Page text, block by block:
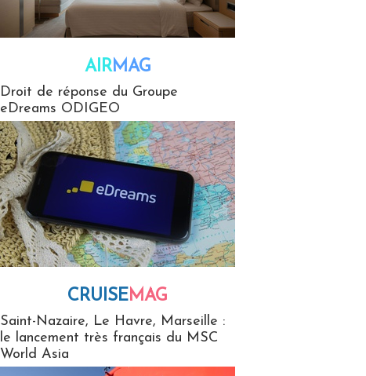
AIRMAG
Droit de réponse du Groupe
eDreams ODIGEO
CRUISEMAG
Saint-Nazaire, Le Havre, Marseille :
le lancement très français du MSC
World Asia